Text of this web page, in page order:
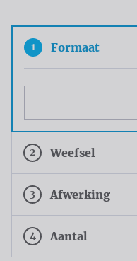
1 Formaat
2 Weefsel
3 Afwerking
4 Aantal